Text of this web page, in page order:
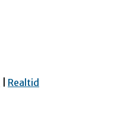
Realtid